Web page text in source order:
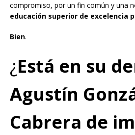
compromiso, por un fin común y una
educación superior de excelencia
Bien.
¿Está en su
Agustín
Cabrera de